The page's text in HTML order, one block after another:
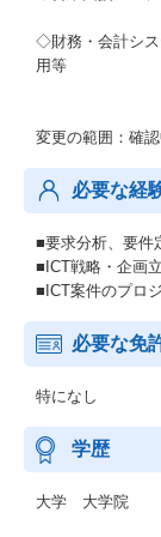
◇財務・会計シス
用等
変更の範囲：確
必要な経
■要求分析、要件
■ICT戦略・企画
■ICT案件のプロ
必要な免
特になし
学歴
大学 大学院